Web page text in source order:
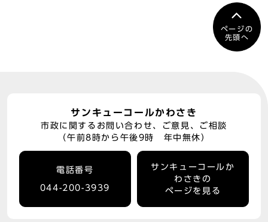
ページの
先頭へ
サンキューコールかわさき
市政に関するお問い合わせ、ご意見、ご相談
（午前8時から午後9時 年中無休）
電話番号
044-200-3939
サンキューコールか
わさきの
ページを見る